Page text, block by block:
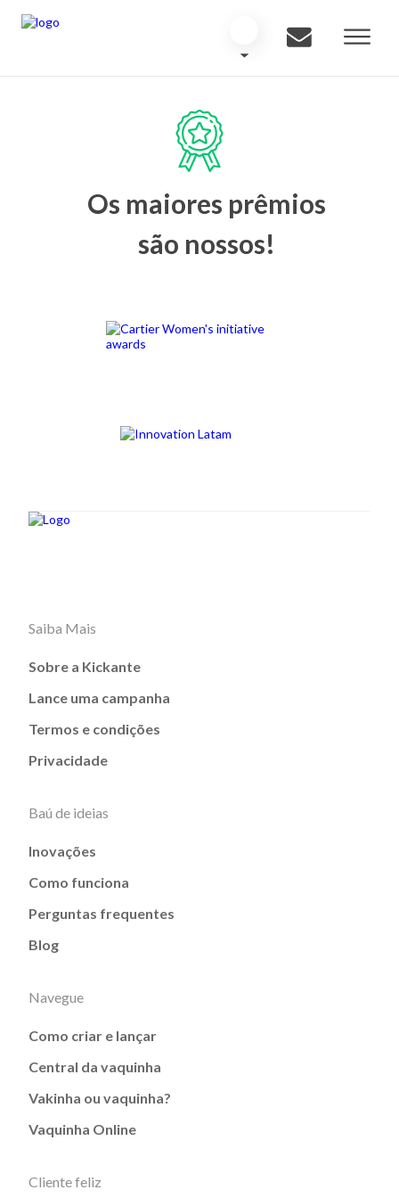
Os maiores prêmios
são nossos!
Saiba Mais
Sobre a Kickante
Lance uma campanha
Termos e condições
Privacidade
Baú de ideias
Inovações
Como funciona
Perguntas frequentes
Blog
Navegue
Como criar e lançar
Central da vaquinha
Vakinha ou vaquinha?
Vaquinha Online
Cliente feliz